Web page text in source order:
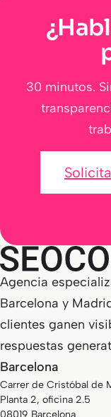
30 minutos.
Agencia
Barcelona y
clientes ganen
respuestas
Barcelona
Carrer de Cristóbal de
Planta 2, oficina 2.5
08019 Barcelona